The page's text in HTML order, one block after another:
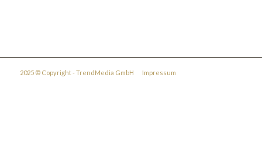
2025 © Copyright - TrendMedia GmbH Impressum